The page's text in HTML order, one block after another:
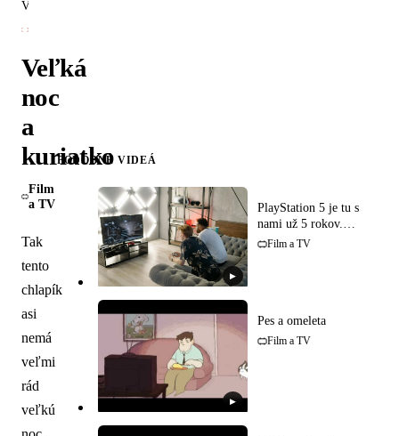
Veľká
noc
a
kuriatko
Film
a TV
Tak
tento
chlapík
asi
nemá
veľmi
rád
veľkú
PODOBNÉ VIDEÁ
▶
PlayStation 5 je tu s
nami už 5 rokov.
Oplatí sa kúpiť?
Film a TV
▶
Pes a omeleta
Film a TV